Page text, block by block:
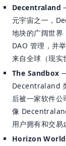
Decentraland
元宇宙之一，
地块的广阔世界
DAO 管理，并
来自全球（现实
The Sandbox
Decentraland
后被一家软件公
像
用户拥有和交易
Horizon